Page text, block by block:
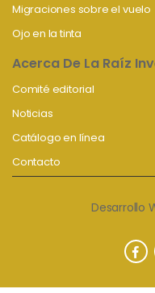
Migraciones sobre el vuelo
Ojo en la tinta
Acerca De La Raíz
Comité editorial
Noticias
Catálogo en línea
Contacto
Desarrollo